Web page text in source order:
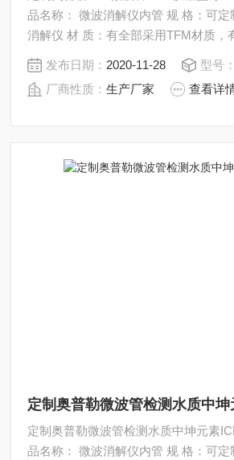
品名称： 微波消解仪内管 规 格：可定制 使用仪器：微波
消解仪 材 质：有全部采用TFM材质，有盖子采用TFM材
质，有盖子是透明PFA材质，罐体和垫
及全PTFE材质 产品包含：内管+垫片+
管）
发布日期： 2020-11-28
型号：
厂商性质：生产厂家 查看详
定制奥普勒微波管检测水质中
定制奥普勒微波管检测水质中坤元素
品名称： 微波消解仪内管 规 格：可定制 使用仪器：微波